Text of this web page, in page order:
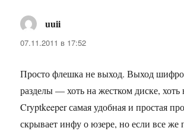
uuii
07.11.2011 в 17:52
Просто флешка не выход. Выход
разделы — хоть на жестком диске,
Cryptkeeper самая удобная и простая
скрывает инфу о юзере, но если все же